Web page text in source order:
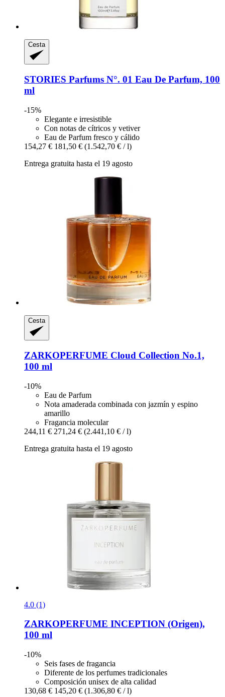
Cesta
STORIES Parfums N°. 01 Eau De Parfum, 100
ml
-15%
Elegante e irresistible
Con notas de cítricos y vetiver
Eau de Parfum fresco y cálido
154,27 € 181,50 € (1.542,70 € / l)
Entrega gratuita hasta el 19 agosto
Cesta
ZARKOPERFUME Cloud Collection No.1,
100 ml
-10%
Eau de Parfum
Nota amaderada combinada con jazmín y espino
amarillo
Fragancia molecular
244,11 € 271,24 € (2.441,10 € / l)
Entrega gratuita hasta el 19 agosto
4.0 (1)
ZARKOPERFUME INCEPTION (Origen),
100 ml
-10%
Seis fases de fragancia
Diferente de los perfumes tradicionales
Composición unisex de alta calidad
130,68 € 145,20 € (1.306,80 € / l)